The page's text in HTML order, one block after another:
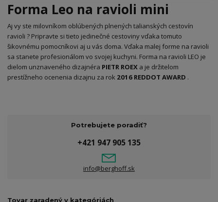
Forma Leo na ravioli mini
Aj vy ste milovníkom oblúbených plnených talianských cestovín
ravioli ? Pripravte si tieto jedinečné cestoviny vďaka tomuto
šikovnému pomocníkovi aj u vás doma. Vďaka malej forme na ravioli
sa stanete profesionálom vo svojej kuchyni. Forma na ravioli LEO je
dielom unznaveného dizajnéra PIETR ROEX a je držitelom
prestížneho ocenenia dizajnu za rok 2016 REDDOT AWARD .
Potrebujete poradiť?
+421 947 905 135
info@berghoff.sk
Tovar zaradený v kategóriách